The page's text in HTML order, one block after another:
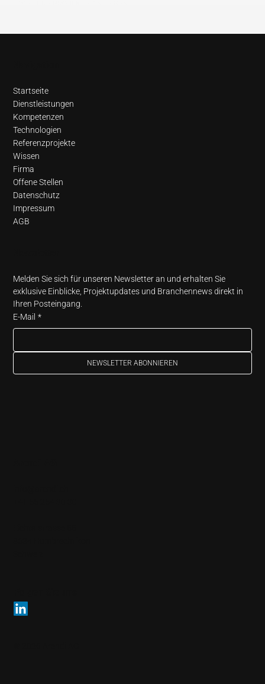
Melden Sie sich für unseren Newsletter an und erhalten Sie
exklusive Einblicke, Projektupdates und Branchennews direkt in
Ihren Posteingang.
E-Mail *
NEWSLETTER ABONNIEREN
Startseite
Dienstleistungen
Kompetenzen
Technologien
Referenzprojekte
Wissen
Firma
Offene Stellen
Datenschutz
Impressum
AGB